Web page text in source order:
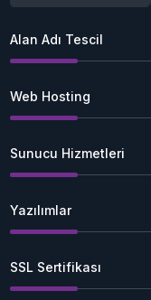
Alan Adı Tescil
Web Hosting
Sunucu Hizmetleri
Yazılımlar
SSL Sertifikası